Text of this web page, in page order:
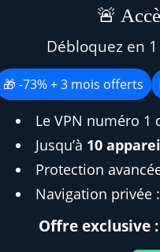
🚨
Débloquez en
🎁 -73% + 3 mois offerts
Le VPN numéro 1
Jusqu’à 10
Protection
Navigation privée
Offre exclusive :